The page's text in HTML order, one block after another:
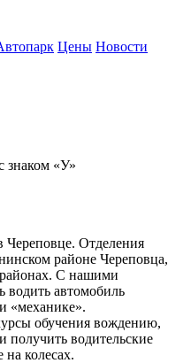
Цены Новости
Череповце. Отделения
районе Череповца,
С нашими
водить автомобиль
«механике».
обучения вождению,
получить водительские
на колесах.